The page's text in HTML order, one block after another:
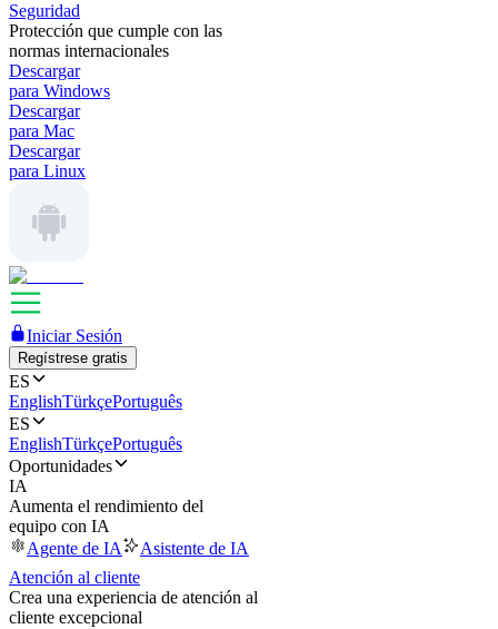
Seguridad
Protección que cumple con las
normas internacionales
Descargar
para Windows
Descargar
para Mac
Descargar
para Linux
Iniciar Sesión
Regístrese gratis
ES
EnglishTürkçePortuguês
ES
EnglishTürkçePortuguês
Oportunidades
IA
Aumenta el rendimiento del
equipo con IA
Agente de IA
Asistente de IA
Atención al cliente
Crea una experiencia de atención al
cliente excepcional